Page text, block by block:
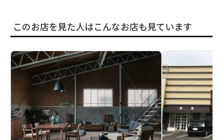
このお店を見た人はこんなお店も見ています